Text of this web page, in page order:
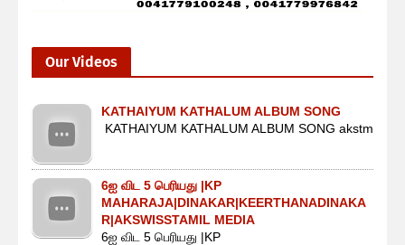
Our Videos
KATHAIYUM KATHALUM ALBUM SONG
KATHAIYUM KATHALUM ALBUM SONG akstm
6ஐ விட 5 பெரியது |KP
MAHARAJA|DINAKAR|KEERTHANADINAKA
R|AKSWISSTAMIL MEDIA
6ஐ விட 5 பெரியது |KP